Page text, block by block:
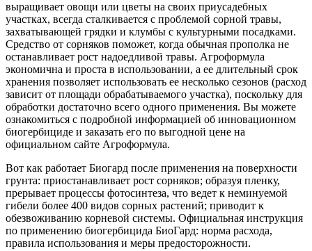
выращивает овощи или цветы на своих приусадебных
участках, всегда сталкивается с проблемой сорной травы,
захватывающей грядки и клумбы с культурными посадками.
Средство от сорняков поможет, когда обычная прополка не
останавливает рост надоедливой травы. Агроформула
экономична и проста в использовании, а ее длительный срок
хранения позволяет использовать ее несколько сезонов (расход
зависит от площади обрабатываемого участка), поскольку для
обработки достаточно всего одного применения. Вы можете
ознакомиться с подробной информацией об инновационном
биогербициде и заказать его по выгодной цене на
официальном сайте Агроформула.
Вот как работает Биогард после применения на поверхности
грунта: приостанавливает рост сорняков; образуя пленку,
прерывает процессы фотосинтеза, что ведет к неминуемой
гибели более 400 видов сорных растений; приводит к
обезвоживанию корневой системы. Официальная инструкция
по применению биогербицида БиоГард: норма расхода,
правила использования и меры предосторожности.